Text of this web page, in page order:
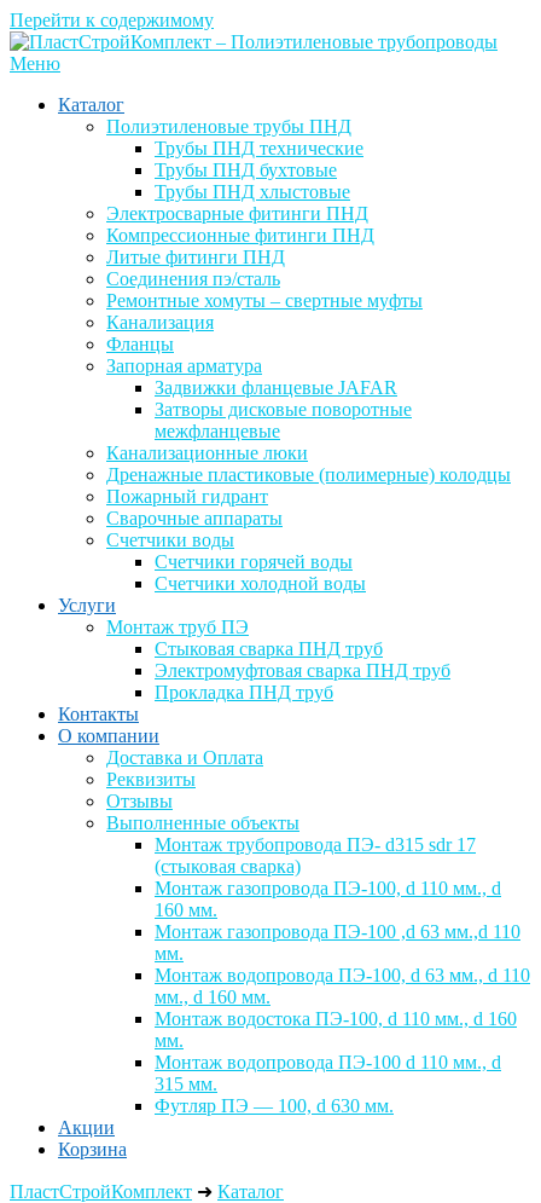
Перейти к содержимому
Меню
Каталог
Полиэтиленовые трубы ПНД
Трубы ПНД технические
Трубы ПНД бухтовые
Трубы ПНД хлыстовые
Электросварные фитинги ПНД
Компрессионные фитинги ПНД
Литые фитинги ПНД
Соединения пэ/сталь
Ремонтные хомуты – свертные муфты
Канализация
Фланцы
Запорная арматура
Задвижки фланцевые JAFAR
Затворы дисковые поворотные
межфланцевые
Канализационные люки
Дренажные пластиковые (полимерные) колодцы
Пожарный гидрант
Сварочные аппараты
Счетчики воды
Счетчики горячей воды
Счетчики холодной воды
Услуги
Монтаж труб ПЭ
Стыковая сварка ПНД труб
Электромуфтовая сварка ПНД труб
Прокладка ПНД труб
Контакты
О компании
Доставка и Оплата
Реквизиты
Отзывы
Выполненные объекты
Монтаж трубопровода ПЭ- d315 sdr 17
(стыковая сварка)
Монтаж газопровода ПЭ-100, d 110 мм., d
160 мм.
Монтаж газопровода ПЭ-100 ,d 63 мм.,d 110
мм.
Монтаж водопровода ПЭ-100, d 63 мм., d 110
мм., d 160 мм.
Монтаж водостока ПЭ-100, d 110 мм., d 160
мм.
Монтаж водопровода ПЭ-100 d 110 мм., d
315 мм.
Футляр ПЭ — 100, d 630 мм.
Акции
Корзина
ПластСтройКомплект ➜ Каталог